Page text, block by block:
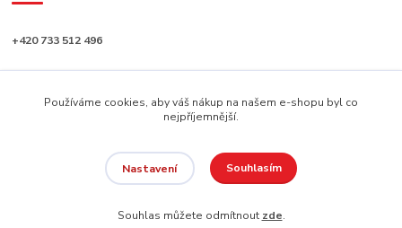
+420 733 512 496
info@capushop.cz
Vytvořeno na
Eshop-rychle.cz
Používáme cookies, aby váš nákup na našem e-shopu byl co
nejpříjemnější.
Nastavení Souhlasím
Souhlas můžete odmítnout zde.